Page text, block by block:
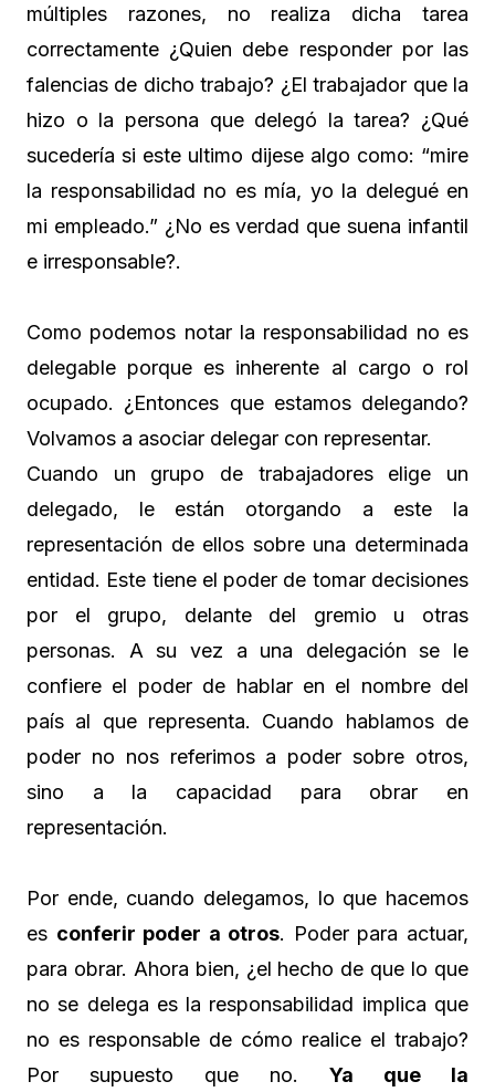
múltiples razones, no realiza dicha tarea
correctamente ¿Quien debe responder por las
falencias de dicho trabajo? ¿El trabajador que la
hizo o la persona que delegó la tarea? ¿Qué
sucedería si este ultimo dijese algo como: “mire
la responsabilidad no es mía, yo la delegué en
mi empleado.” ¿No es verdad que suena infantil
e irresponsable?.
Como podemos notar la responsabilidad no es
delegable porque es inherente al cargo o rol
ocupado. ¿Entonces que estamos delegando?
Volvamos a asociar delegar con representar.
Cuando un grupo de trabajadores elige un
delegado, le están otorgando a este la
representación de ellos sobre una determinada
entidad. Este tiene el poder de tomar decisiones
por el grupo, delante del gremio u otras
personas. A su vez a una delegación se le
confiere el poder de hablar en el nombre del
país al que representa. Cuando hablamos de
poder no nos referimos a poder sobre otros,
sino a la capacidad para obrar en
representación.
Por ende, cuando delegamos, lo que hacemos
es conferir poder a otros. Poder para actuar,
para obrar. Ahora bien, ¿el hecho de que lo que
no se delega es la responsabilidad implica que
no es responsable de cómo realice el trabajo?
Por supuesto que no. Ya que la